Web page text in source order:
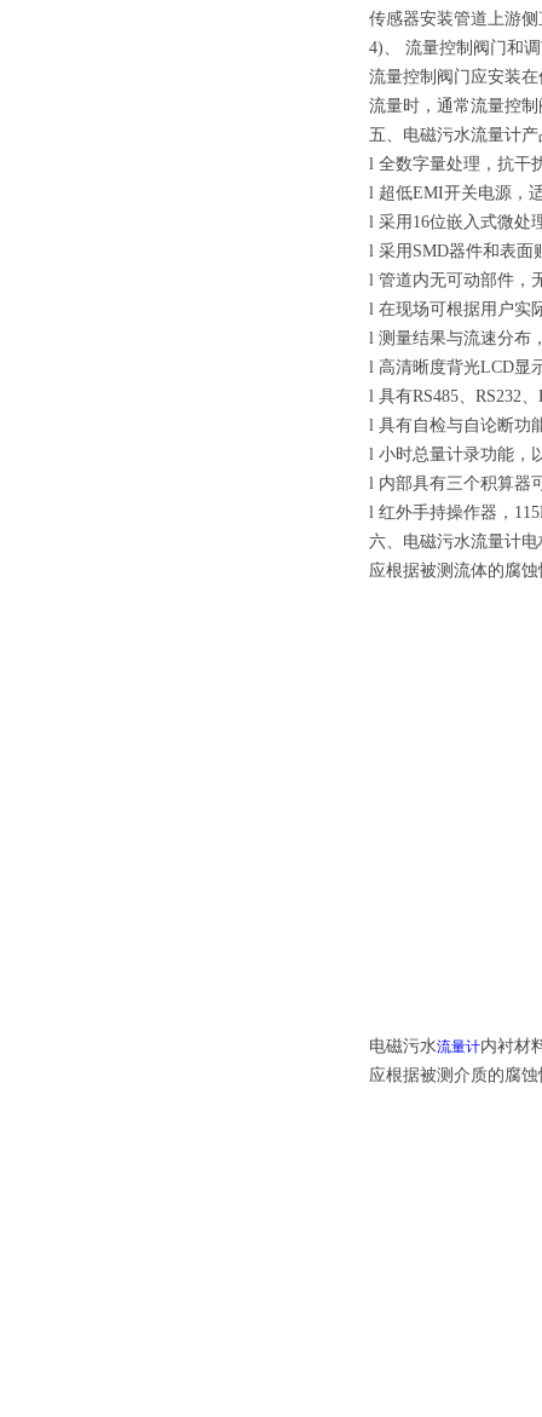
传感器安装管道上游
4)、 流量控制阀门和
流量控制阀门应安装
流量时，通常流量控
五、电磁污水流量计
l 全数字量处理，抗干
l 超低EMI开关电源，
l 采用16位嵌入式微处
l 采用SMD器件和表面
l 管道内无可动部件，
l 在现场可根据用户实
l 测量结果与流速分布
l 高清晰度背光LCD显
l 具有RS485、RS232
l 具有自检与自论断功
l 小时总量计录功能，
l 内部具有三个积算器
l 红外手持操作器，
六、电磁污水流量计
应根据被测流体的腐
电磁污水流量计内衬材
应根据被测介质的腐